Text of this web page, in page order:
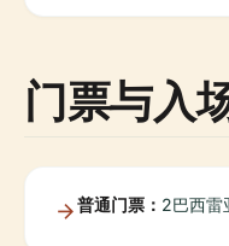
门票与入
普通门票： 2巴西雷